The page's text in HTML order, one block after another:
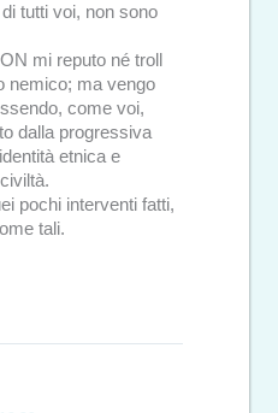
tutti voi, non sono
mi reputo né troll
nemico; ma vengo
come voi,
dalla progressiva
etnica e
pochi interventi fatti,
tali.